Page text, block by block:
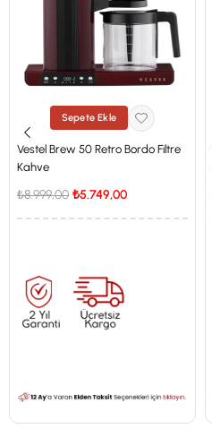
Sepete Ekle
Vestel Brew 50 Retro Bordo Filtre
Kahve
₺5.749,00
₺8.999,00